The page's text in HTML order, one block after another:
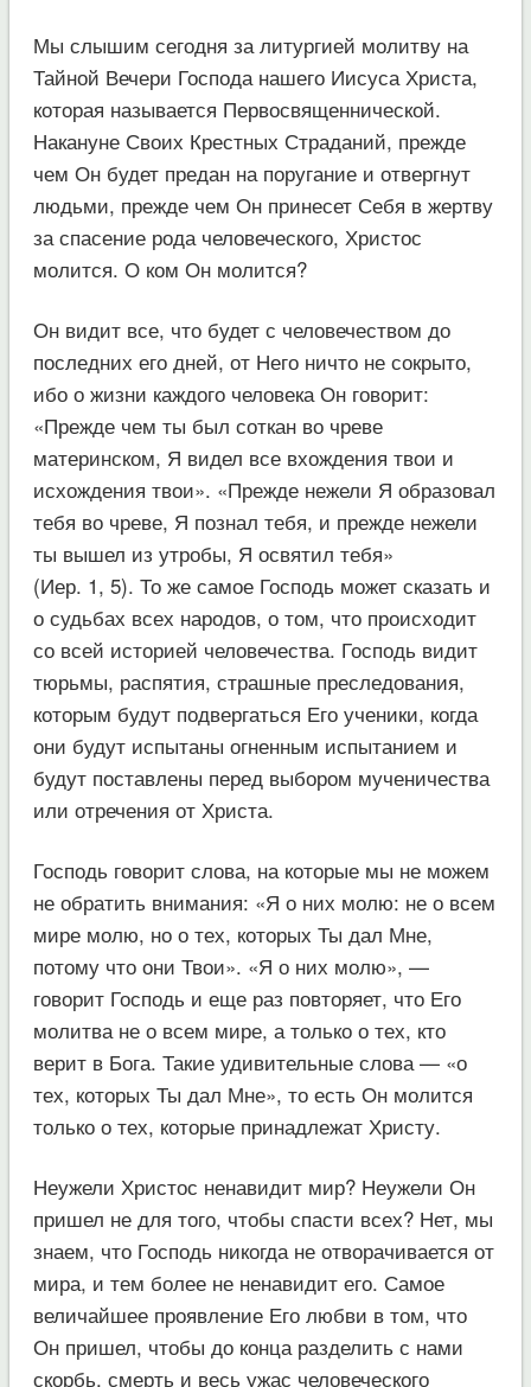
Мы слышим сегодня за литургией молитву на
Тайной Вечери Господа нашего Иисуса Христа,
которая называется Первосвященнической.
Накануне Своих Крестных Страданий, прежде
чем Он будет предан на поругание и отвергнут
людьми, прежде чем Он принесет Себя в жертву
за спасение рода человеческого, Христос
молится. О ком Он молится?
Он видит все, что будет с человечеством до
последних его дней, от Него ничто не сокрыто,
ибо о жизни каждого человека Он говорит:
«Прежде чем ты был соткан во чреве
материнском, Я видел все вхождения твои и
исхождения твои». «Прежде нежели Я образовал
тебя во чреве, Я познал тебя, и прежде нежели
ты вышел из утробы, Я освятил тебя»
(Иер. 1, 5). То же самое Господь может сказать и
о судьбах всех народов, о том, что происходит
со всей историей человечества. Господь видит
тюрьмы, распятия, страшные преследования,
которым будут подвергаться Его ученики, когда
они будут испытаны огненным испытанием и
будут поставлены перед выбором мученичества
или отречения от Христа.
Господь говорит слова, на которые мы не можем
не обратить внимания: «Я о них молю: не о всем
мире молю, но о тех, которых Ты дал Мне,
потому что они Твои». «Я о них молю», —
говорит Господь и еще раз повторяет, что Его
молитва не о всем мире, а только о тех, кто
верит в Бога. Такие удивительные слова — «о
тех, которых Ты дал Мне», то есть Он молится
только о тех, которые принадлежат Христу.
Неужели Христос ненавидит мир? Неужели Он
пришел не для того, чтобы спасти всех? Нет, мы
знаем, что Господь никогда не отворачивается от
мира, и тем более не ненавидит его. Самое
величайшее проявление Его любви в том, что
Он пришел, чтобы до конца разделить с нами
скорбь, смерть и весь ужас человеческого